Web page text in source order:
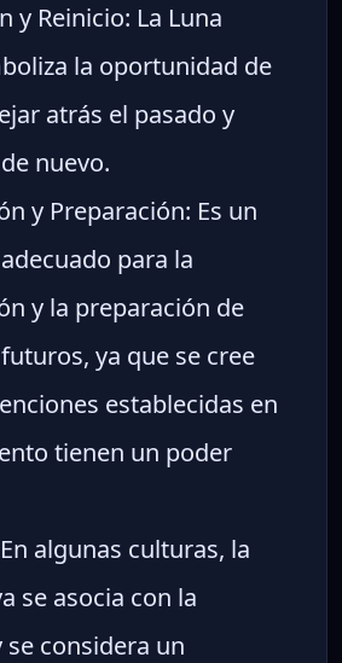
y Reinicio: La Luna
la oportunidad de
atrás el pasado y
nuevo.
y Preparación: Es un
para la
y la preparación de
ya que se cree
establecidas en
tienen un poder
algunas culturas, la
se asocia con la
considera un